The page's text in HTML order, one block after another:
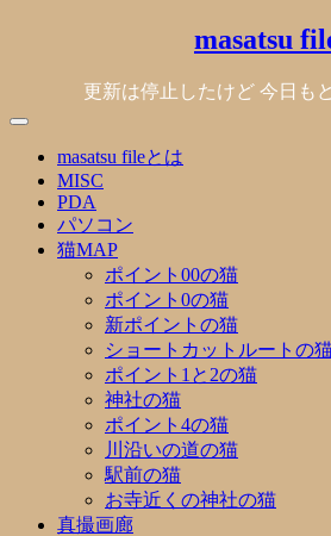
masatsu
更新は停止したけど 今日も
masatsu fileとは
MISC
PDA
パソコン
猫MAP
ポイント00の猫
ポイント0の猫
新ポイントの猫
ショートカットルートの
ポイント1と2の猫
神社の猫
ポイント4の猫
川沿いの道の猫
駅前の猫
お寺近くの神社の猫
真撮画廊